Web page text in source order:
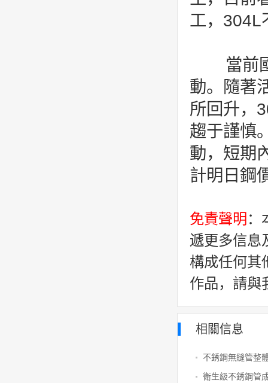
工，304L
當前
動。隨著
所回升，
趨于謹慎
動，短期
計明日鋼
免責聲明 ：
遞更多信息
構成任何其
作品，請與
相關信息